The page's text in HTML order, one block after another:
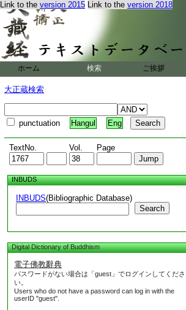
Link to the version 2015 Link to the version 2018
ホーム 検索 ご挨拶
大正蔵検索
punctuation Hangul Eng
TextNo. Vol. Page
INBUDS
INBUDS(Bibliographic Database)
Search
Digital Dictionary of Buddhism
電子佛教辭典
パスワードがない場合は「guest」でログインしてくださ
い。
Users who do not have a password can log in with the
userID "guest".